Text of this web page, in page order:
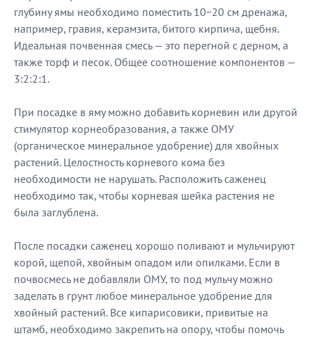
глубину ямы необходимо поместить 10−20 см дренажа,
например, гравия, керамзита, битого кирпича, щебня.
Идеальная почвенная смесь — это перегной с дерном, а
также торф и песок. Общее соотношение компонентов —
3:2:2:1.
При посадке в яму можно добавить корневин или другой
стимулятор корнеобразования, а также ОМУ
(органическое минеральное удобрение) для хвойных
растений. Целостность корневого кома без
необходимости не нарушать. Расположить саженец
необходимо так, чтобы корневая шейка растения не
была заглублена.
После посадки саженец хорошо поливают и мульчируют
корой, щепой, хвойным опадом или опилками. Если в
почвосмесь не добавляли ОМУ, то под мульчу можно
заделать в грунт любое минеральное удобрение для
хвойный растений. Все кипарисовики, привитые на
штамб, необходимо закрепить на опору, чтобы помочь